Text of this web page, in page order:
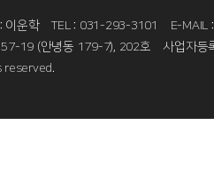
이운학 TEL : 031-293-3101
E-
57-19 (안녕동 179-7), 202호
사업자등
reserved.